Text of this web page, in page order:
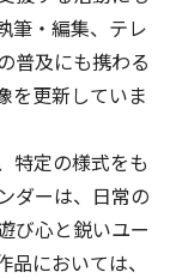
筆・編集、テレ
普及にも携わる
を更新していま
特定の様式をも
ダーは、日常の
び心と鋭いユー
においては、